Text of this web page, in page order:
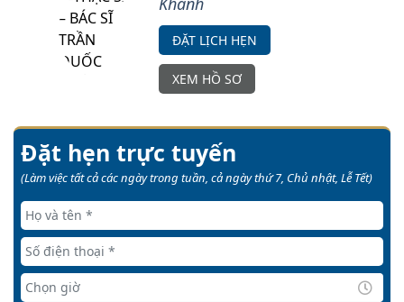
ĐẶT LỊCH HẸN
XEM HỒ SƠ
Đặt hẹn trực tuyến
(Làm việc tất cả các ngày trong tuần, cả ngày thứ 7, Chủ nhật, Lễ Tết)